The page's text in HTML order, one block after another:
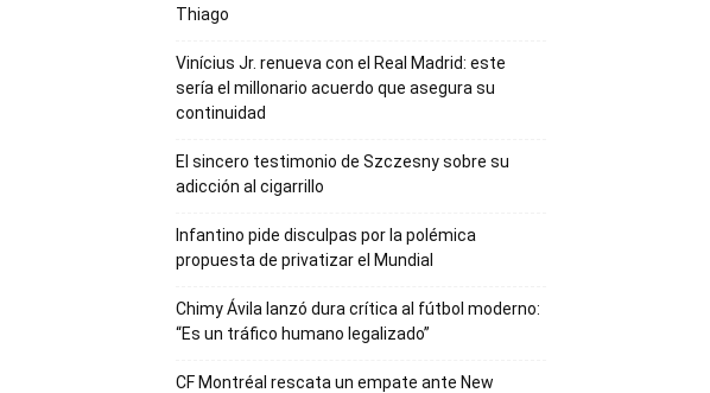
Thiago
Vinícius Jr. renueva con el Real Madrid: este
sería el millonario acuerdo que asegura su
continuidad
El sincero testimonio de Szczesny sobre su
adicción al cigarrillo
Infantino pide disculpas por la polémica
propuesta de privatizar el Mundial
Chimy Ávila lanzó dura crítica al fútbol moderno:
“Es un tráfico humano legalizado”
CF Montréal rescata un empate ante New